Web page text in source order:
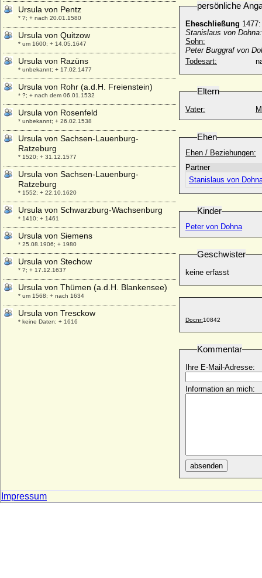
persönliche
Eheschließung 1477:
Stanislaus von Dohna:
Sohn:
Peter Burggraf von
Todesart:
Eltern
Vater:
Ehen
Ehen / Beziehungen:
Partner
Stanislaus von
Kinder
Peter von Dohna
Geschwister
keine erfasst
Docnr:10842
Kommentar
Ihre E-Mail-Adresse:
Information an mich:
absenden
Ursula von Pentz
* ?; + nach 20.01.1580
Ursula von Quitzow
* um 1600; + 14.05.1647
Ursula von Razüns
* unbekannt; + 17.02.1477
Ursula von Rohr (a.d.H. Freienstein)
* ?; + nach dem 06.01.1532
Ursula von Rosenfeld
* unbekannt; + 26.02.1538
Ursula von Sachsen-Lauenburg-
Ratzeburg
* 1520; + 31.12.1577
Ursula von Sachsen-Lauenburg-
Ratzeburg
* 1552; + 22.10.1620
Ursula von Schwarzburg-Wachsenburg
* 1410; + 1461
Ursula von Siemens
* 25.08.1906; + 1980
Ursula von Stechow
* ?; + 17.12.1637
Ursula von Thümen (a.d.H. Blankensee)
* um 1568; + nach 1634
Ursula von Tresckow
* keine Daten; + 1616
Uta von Zweibrücken
Impressum